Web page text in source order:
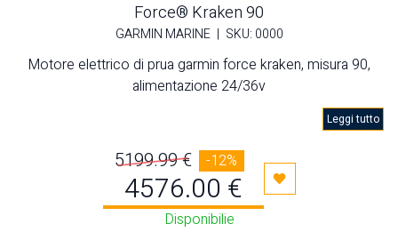
Force® Kraken 90
GARMIN MARINE | SKU: 0000
Motore elettrico di prua garmin force kraken, misura 90,
alimentazione 24/36v
Leggi tutto
5199.99 € -12%
4576.00 € Aggiungi ai preferiti
Disponibilie